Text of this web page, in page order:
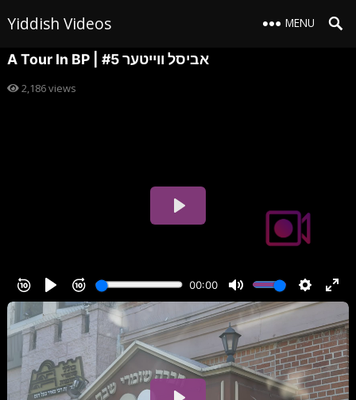
Yiddish Videos MENU
A Tour In BP | אביסל ווייטער #5
2,186views